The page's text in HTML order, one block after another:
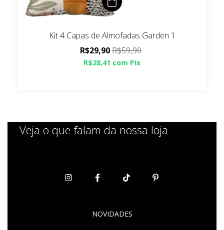
Kit 4 Capas de Almofadas Garden 1
R$29,90R$59,90
R$28,41 com Pix
Veja o que falam da nossa loja
NOVIDADES